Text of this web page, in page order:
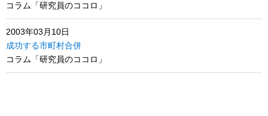
コラム「研究員のココロ」
2003年03月10日
成功する市町村合併
コラム「研究員のココロ」